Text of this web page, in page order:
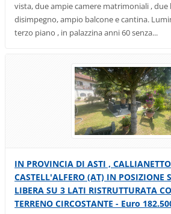
vista, due ampie camere matrimoniali ,
disimpegno, ampio balcone e cantina.
terzo piano , in palazzina anni 60 senza...
IN PROVINCIA DI ASTI ,
CASTELL'ALFERO (AT) IN POSIZIONE
LIBERA SU 3 LATI RISTRUTTURATA
TERRENO CIRCOSTANTE - Euro